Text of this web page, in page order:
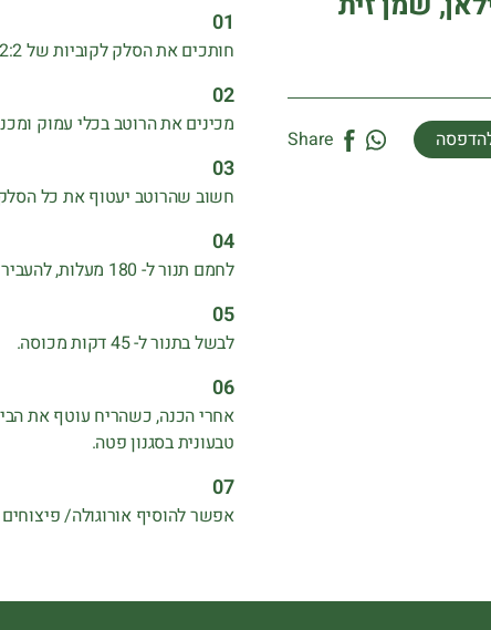
Share
חותכים את הסלק לקוביות של 2:2.
מכינים את הרוטב בכלי עמוק
חשוב שהרוטב יעטוף את כל הסלק,
לחמם תנור ל- 180 מעלות, להעביר את הסלקים למגש ולכסות בנייר כסף.
לבשל בתנור ל- 45 דקות מכוסה.
אחרי הכנה, כשהריח עוטף את
טבעונית בסגנון פטה.
אפשר להוסיף אורוגולה/